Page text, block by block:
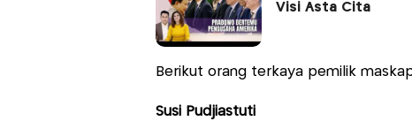
Visi Asta Cita
Berikut orang terkaya pemilik
Susi Pudjiastuti